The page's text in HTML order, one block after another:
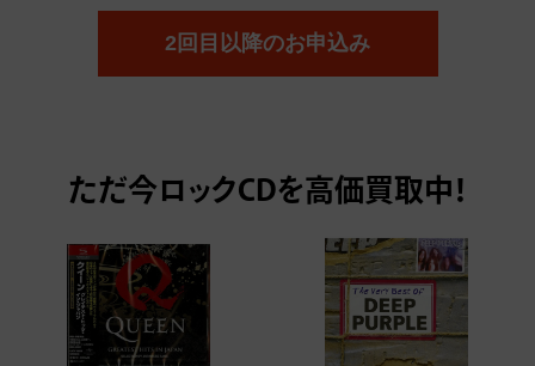
2回目以降のお申込み
ただ今 ロックCDを高価買取中！